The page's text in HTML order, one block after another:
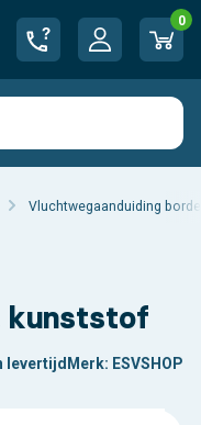
0
Vluchtwegaanduiding
kunststof
levertijd Merk: ESVSHOP